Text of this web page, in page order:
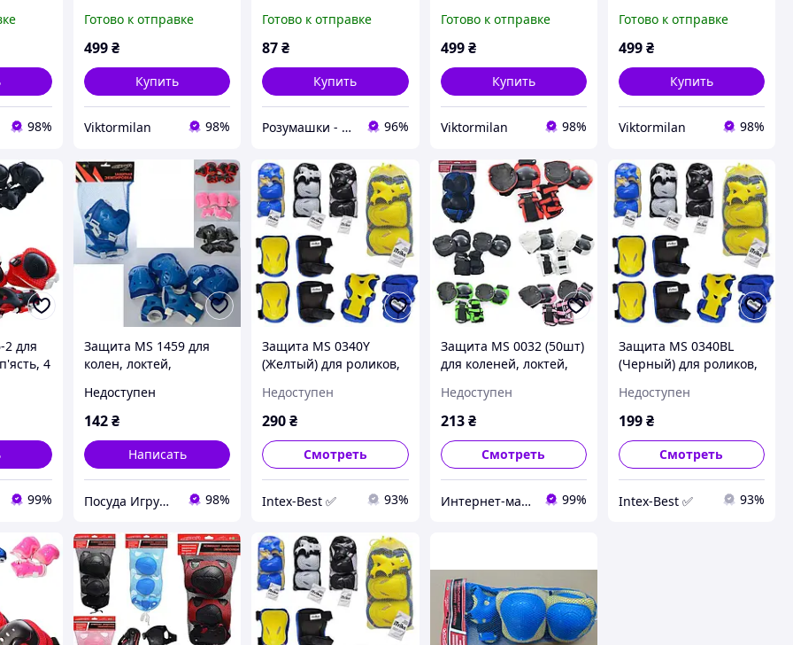
98%
Готово к отправке
499₴
Купить
Viktormilan 98%
спорт набор детской
защиты ролики скейт
Готово к отправке
87₴
Купить
Розумашки - магазин игрушек и детских товаров 96%
Готово к отправке
499 ₴
Купить
Viktormilan 98%
Готово к отправке
499₴
Купить
Viktormilan 98%
2 для
4
99%
Защита MS 1459 для
колен, локтей,
4 цвета, сетка, 19-31-
7см
Недоступен
142₴
Написать
Посуда Игрушки Канцелярия Творчество Для Всей Семьи 98%
Защита MS 0340Y
(Желтый) для роликов,
30см
Недоступен
290₴
Смотреть
Intex-Best ✅ 93%
Защита MS 0032 (50шт)
для коленей, локтей,
сетке, 19-34-8см
Недоступен
213 ₴
Смотреть
Интернет-магазин "Intex-ua" 99%
Защита MS 0340BL
(Черный) для роликов,
30см
Недоступен
199₴
Смотреть
Intex-Best ✅ 93%